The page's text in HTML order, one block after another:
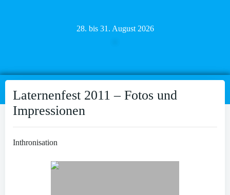
28. bis 31. August 2026
Laternenfest 2011 – Fotos und
Impressionen
Inthronisation